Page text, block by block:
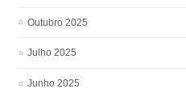
Outubro 2025
Julho 2025
Junho 2025